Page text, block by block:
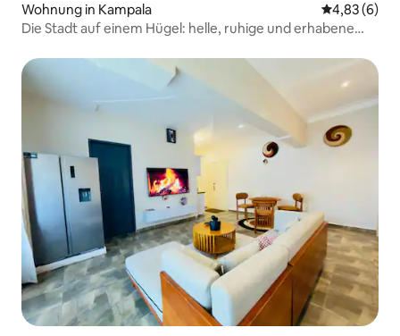
Wohnung in Kampala
4,83 (6)
Die Stadt auf einem Hügel: helle, ruhige und erhabene